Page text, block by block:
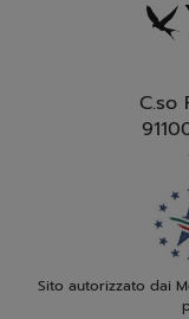
C.so
Sito autorizzato dai